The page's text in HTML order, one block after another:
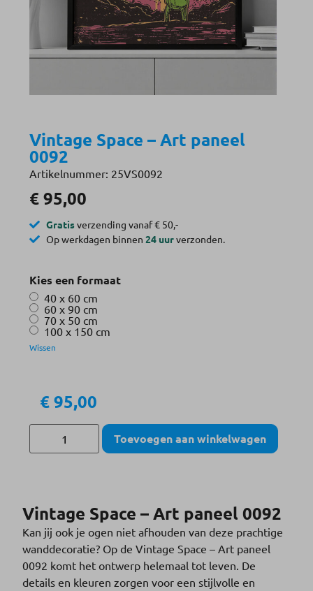
Vintage Space – Art paneel
0092
Artikelnummer: 25VS0092
€95,00
Gratisverzending vanaf € 50,-
Op werkdagen binnen 24 uurverzonden.
Kies een formaat
40 x 60 cm
60 x 90 cm
70 x 50 cm
100 x 150 cm
Wissen
€95,00
Toevoegen aan winkelwagen
Vintage Space – Art paneel 0092
Kan jij ook je ogen niet afhouden van deze prachtige
wanddecoratie? Op de Vintage Space – Art paneel
0092 komt het ontwerp helemaal tot leven. De
details en kleuren zorgen voor een stijlvolle en